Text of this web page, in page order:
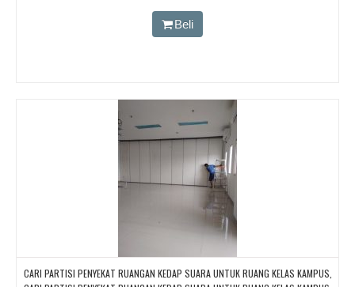
Beli
CARI PARTISI PENYEKAT RUANGAN KEDAP SUARA UNTUK RUANG KELAS KAMPUS,